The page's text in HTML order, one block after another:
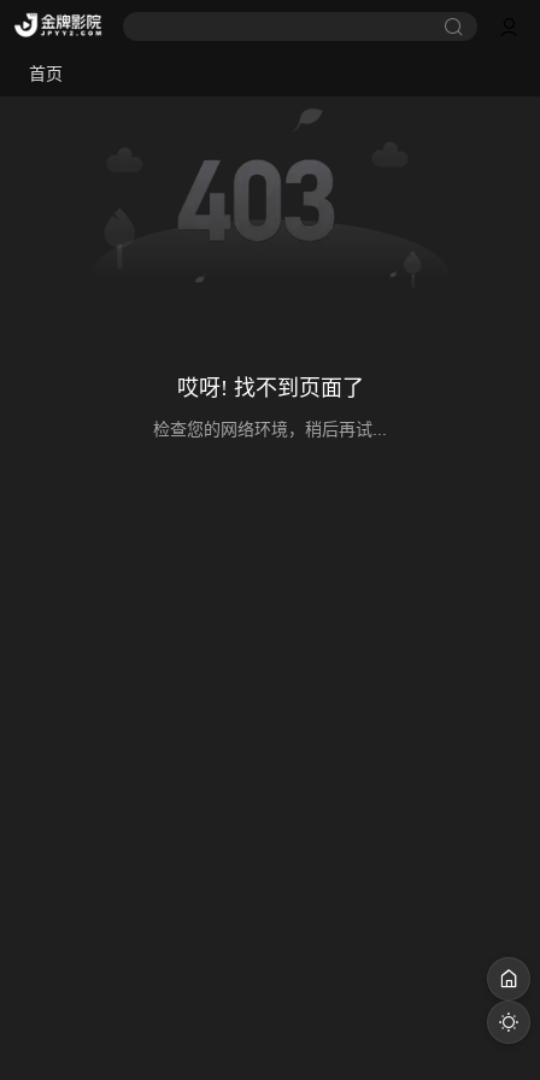
首页
哎呀! 找不到页面了
检查您的网络环境，稍后再试...